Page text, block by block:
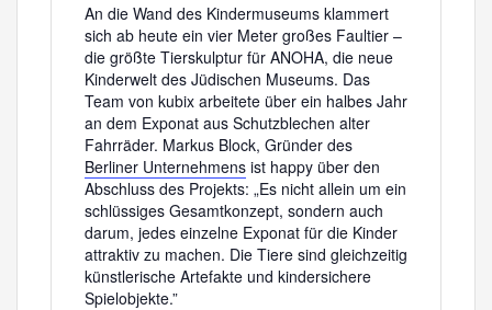
An die Wand des Kindermuseums klammert
sich ab heute ein vier Meter großes Faultier –
die größte Tierskulptur für ANOHA, die neue
Kinderwelt des Jüdischen Museums. Das
Team von kubix arbeitete über ein halbes Jahr
an dem Exponat aus Schutzblechen alter
Fahrräder. Markus Block, Gründer des
Berliner Unternehmens ist happy über den
Abschluss des Projekts: „Es nicht allein um ein
schlüssiges Gesamtkonzept, sondern auch
darum, jedes einzelne Exponat für die Kinder
attraktiv zu machen. Die Tiere sind gleichzeitig
künstlerische Artefakte und kindersichere
Spielobjekte.”